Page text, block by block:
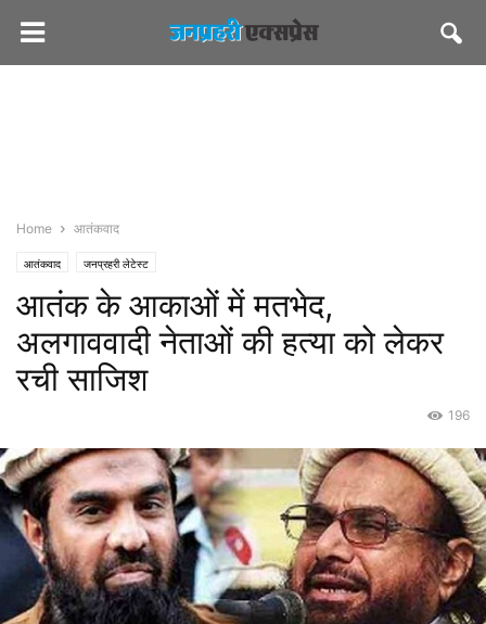
Home आतंकवाद
आतंकवाद जनप्रहरी लेटेस्ट
आतंक के आकाओं में मतभेद,
अलगाववादी नेताओं की हत्या को लेकर
रची साजिश
196